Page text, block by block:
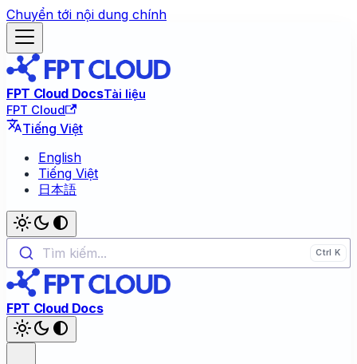
Chuyển tới nội dung chính
FPT Cloud DocsTài liệu
FPT Cloud
Tiếng Việt
English
Tiếng Việt
日本語
Tìm kiếm...
FPT Cloud Docs